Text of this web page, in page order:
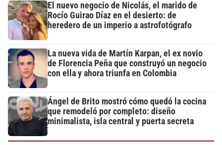
El nuevo negocio de Nicolás, el marido de
Rocío Guirao Díaz en el desierto: de
heredero de un imperio a astrofotógrafo
La nueva vida de Martín Karpan, el ex novio
de Florencia Peña que construyó un negocio
con ella y ahora triunfa en Colombia
Ángel de Brito mostró cómo quedó la cocina
que remodeló por completo: diseño
minimalista, isla central y puerta secreta